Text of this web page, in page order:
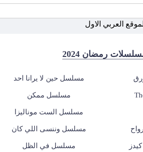
العربي الاول
رمضان 2024
مسلسل حين لا يرانا احد
مسلسل ممكن
مسلسل الست موناليزا
مسلسل وننسى اللي كان
مسلسل في الظل